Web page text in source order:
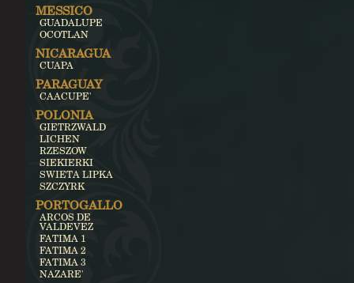
MESSICO
GUADALUPE
OCOTLAN
NICARAGUA
CUAPA
PARAGUAY
CAACUPE'
POLONIA
GIETRZWALD
LICHEN
RZESZOW
SIEKIERKI
SWIETA LIPKA
SZCZYRK
PORTOGALLO
ARCOS DE
VALDEVEZ
FATIMA 1
FATIMA 2
FATIMA 3
NAZARE'